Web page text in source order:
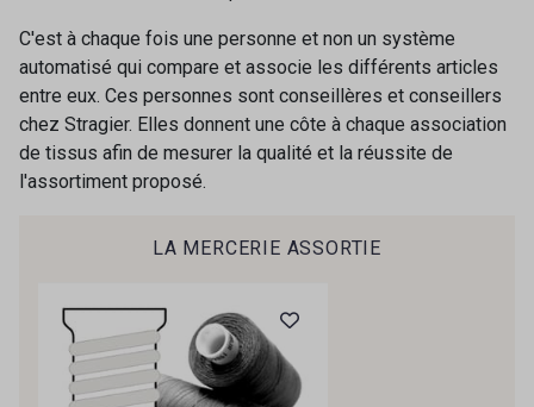
C'est à chaque fois une personne et non un système
automatisé qui compare et associe les différents articles
entre eux. Ces personnes sont conseillères et conseillers
chez Stragier. Elles donnent une côte à chaque association
de tissus afin de mesurer la qualité et la réussite de
l'assortiment proposé.
LA MERCERIE ASSORTIE
Cadeau : 10% offerts sur votre
Vous aimez les beaux tissus ?
Recevez chaque semaine un clin d’œil rempli de
nouveautés, d’inspirations et de promotions.